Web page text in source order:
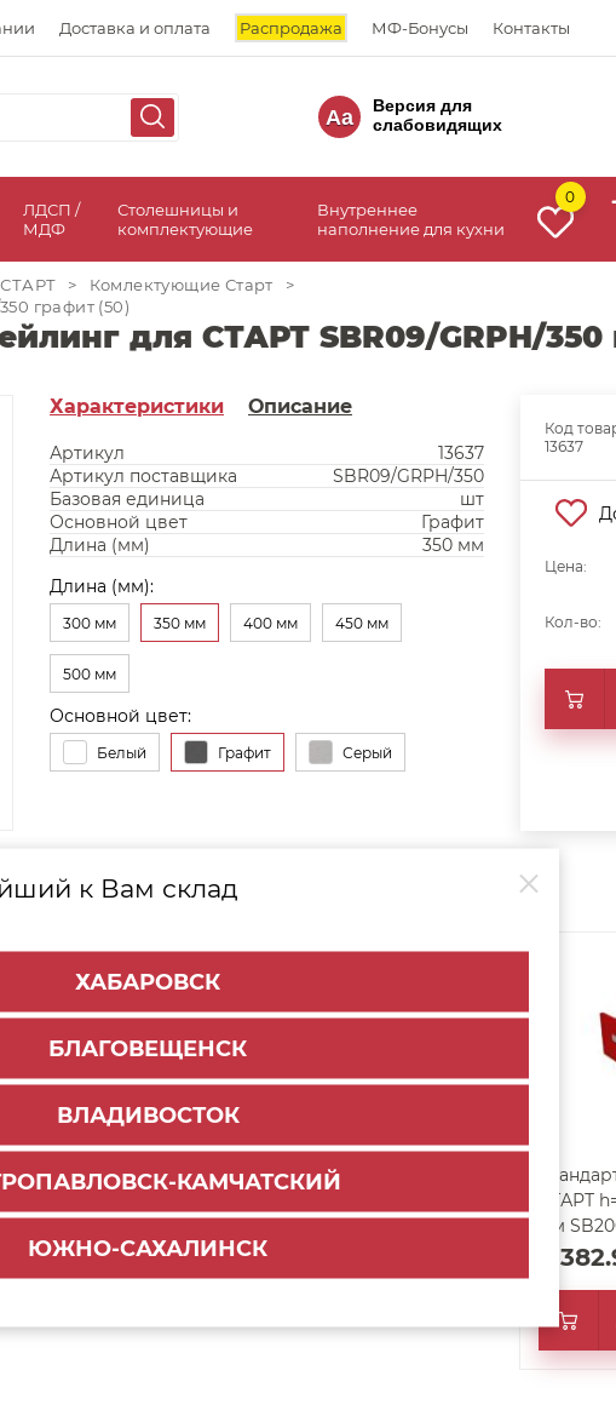
Доставка и оплата Распродажа МФ-Бонусы Контакты
Aa
Версия для
слабовидящих
ЛДСП /
МДФ
Столешницы и
комплектующие
Внутреннее
наполнение для кухни
0
к Вам склад
ХАБАРОВСК
БЛАГОВЕЩЕНСК
ВЛАДИВОСТОК
КАМЧАТСКИЙ
ЮЖНО-САХАЛИНСК
> Комлектующие Старт
>
графит (50)
для СТАРТ SBR09/GRPH/350
Характеристики Описание
Артикул
13637
Артикул поставщика
SBR09/GRPH/350
Базовая единица
шт
Основной цвет
Графит
Длина (мм)
350 мм
Длина (мм):
300 мм 350 мм 400 мм 450 мм
500 мм
Основной цвет:
Белый Графит Серый
Код
13637
Цена:
Кол-во:
СТАРТ
мм
арт. 14377
2